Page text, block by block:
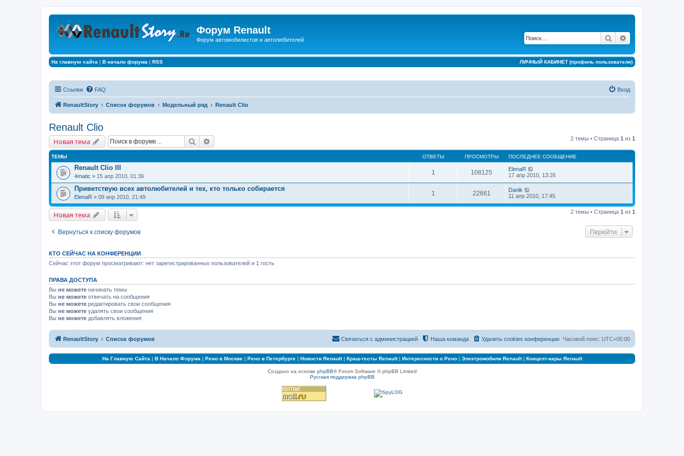
Форум Renault
Форум автомобилистов и автолюбителей Поиск
На главную сайта | В начало форума | RSS ЛИЧНЫЙ КАБИНЕТ (профиль пользователя)
Ссылки FAQ Вход
RenaultStory Список форумов Модельный ряд Renault Clio
Renault Clio
Новая тема Поиск 2 темы • Страница 1 из 1
ТЕМЫ ОТВЕТЫ ПРОСМОТРЫ ПОСЛЕДНЕЕ СООБЩЕНИЕ
Renault Clio III
4matic » 15 апр 2010, 01:36
1 108125
ElenaR
17 апр 2010, 13:26
Приветствую всех автолюбителей и тех, кто только собирается
ElenaR » 09 апр 2010, 21:49
1 22661
Danik
11 апр 2010, 17:45
Новая тема 2 темы • Страница 1 из 1
Вернуться к списку форумов Перейти
КТО СЕЙЧАС НА КОНФЕРЕНЦИИ
Сейчас этот форум просматривают: нет зарегистрированных пользователей и 1 гость
ПРАВА ДОСТУПА
Вы не можете начинать темы
Вы не можете отвечать на сообщения
Вы не можете редактировать свои сообщения
Вы не можете удалять свои сообщения
Вы не можете добавлять вложения
RenaultStory Список форумов Часовой пояс: UTC+05:00
Удалить cookies конференции
Наша команда
Связаться с администрацией
На Главную Сайта | В Начало Форума | Рено в Москве| Рено в Петербурге| Новости Renault| Краш-тесты Renault| Интересности о Рено| Электромобили Renault| Концепт-кары Renault
Создано на основе phpBB® Forum Software © phpBB Limited
Русская поддержка phpBB